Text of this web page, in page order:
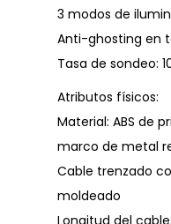
3 modos de
Anti-ghosting en
Tasa de sondeo:
Atributos físicos:
Material: ABS de
marco de metal
Cable trenzado
moldeado